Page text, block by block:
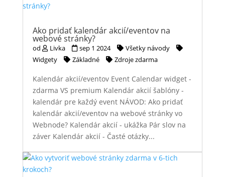
Ako pridať kalendár akcií/eventov na
webové stránky?
od Livka sep 1 2024
Všetky návody
Widgety
Základné Zdroje zdarma
Kalendár akcií/eventov Event Calendar widget -
zdarma VS premium Kalendár akcií šablóny -
kalendár pre každý event NÁVOD: Ako pridať
kalendár akcií/eventov na webové stránky vo
Webnode? Kalendár akcií - ukážka Pár slov na
záver Kalendár akcií - Časté otázky...